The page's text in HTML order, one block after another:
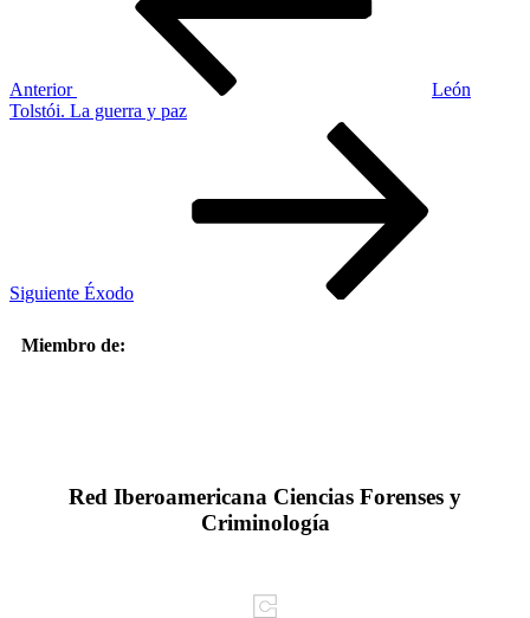
Anterior
León
Tolstói. La guerra y paz
Siguiente Éxodo
Miembro de:
Red Iberoamericana Ciencias Forenses y
Criminología